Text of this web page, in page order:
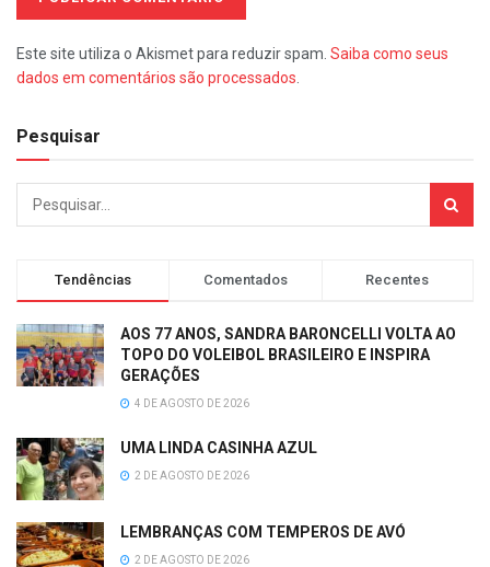
Este site utiliza o Akismet para reduzir spam. Saiba como seus
dados em comentários são processados
Pesquisar
Tendências Comentados Recentes
AOS 77 ANOS, SANDRA BARONCELLI VOLTA AO
TOPO DO VOLEIBOL BRASILEIRO E INSPIRA
GERAÇÕES
4 DE AGOSTO DE 2026
UMA LINDA CASINHA AZUL
2 DE AGOSTO DE 2026
LEMBRANÇAS COM TEMPEROS DE AVÓ
2 DE AGOSTO DE 2026